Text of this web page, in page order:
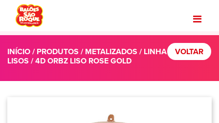
INÍCIO/PRODUTOS / METALIZADOS / LINHA
LISOS / 4D ORBZ LISO ROSE GOLD
VOLTAR